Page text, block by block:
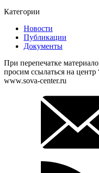
Категории
Новости
Публикации
Документы
При перепечатке
просим ссылаться на
www.sova-center.ru